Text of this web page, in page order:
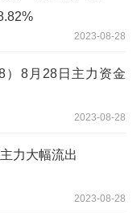
2023-08-28
）8月28日主力资金
2023-08-28
力大幅流出
2023-08-28